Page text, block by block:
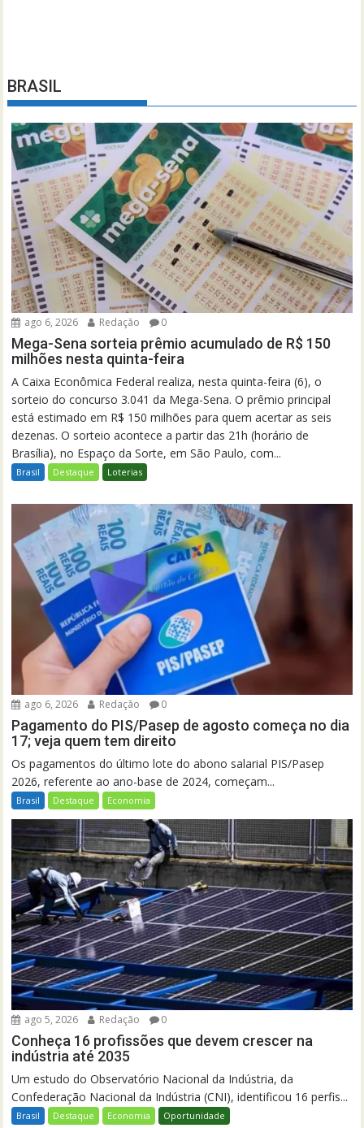
BRASIL
ago 6, 2026 Redação 0
Mega-Sena sorteia prêmio acumulado de R$ 150
milhões nesta quinta-feira
A Caixa Econômica Federal realiza, nesta quinta-feira (6), o
sorteio do concurso 3.041 da Mega-Sena. O prêmio principal
está estimado em R$ 150 milhões para quem acertar as seis
dezenas. O sorteio acontece a partir das 21h (horário de
Brasília), no Espaço da Sorte, em São Paulo, com...
Brasil Destaque Loterias
ago 6, 2026 Redação 0
Pagamento do PIS/Pasep de agosto começa no dia
17; veja quem tem direito
Os pagamentos do último lote do abono salarial PIS/Pasep
2026, referente ao ano-base de 2024, começam...
Brasil Destaque Economia
ago 5, 2026 Redação 0
Conheça 16 profissões que devem crescer na
indústria até 2035
Um estudo do Observatório Nacional da Indústria, da
Confederação Nacional da Indústria (CNI), identificou 16 perfis...
Brasil Destaque Economia Oportunidade